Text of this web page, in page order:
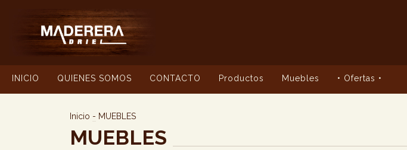
INICIO QUIENES SOMOS CONTACTO Productos Muebles • Ofertas •
Inicio - MUEBLES
MUEBLES